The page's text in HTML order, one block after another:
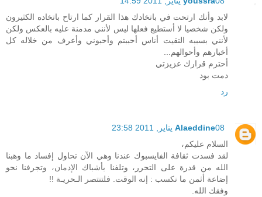
لابد وأنك ارتحت في باتخادك هذا القرار كما ارتاح باتخاده الكثيرون
ولكن شخصيا لا أستطيع فعلها ليس لأنني مدمنة عليه بالعكس ولكن
لأنني بسببه التقيت أناس أحببتم وأحبوني وأعرف من خلاله كل
أخبارهم وأحوالهم...
أحترم قرارك عزيزتي
دمت بود
رد
Alaeddine08 يناير, 2011 23:58
السلام عليكم،
لقد فسدت ثقافة الفايسبوك عندنا وهي الآن تحاول إفساد ما وهبنا
الله من قدرة على التحرر، وتلفنا بأشباك الإدمان، وتجرفنا نحو
إضاعة أثمن ما نكسب : إنه الوقت. فلتنتصر الـحريـة !!
وفقك الله.